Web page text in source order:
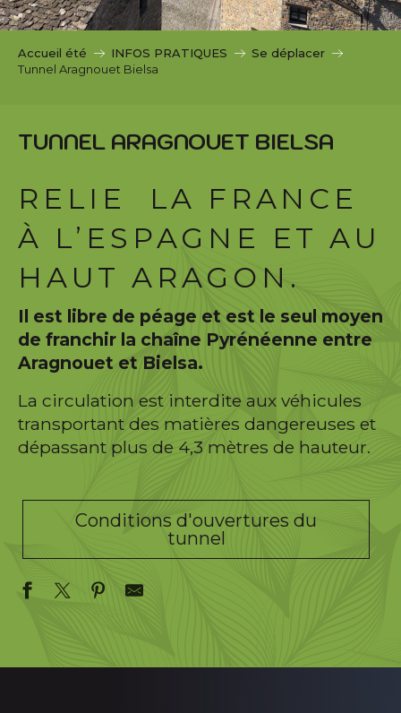
i
a
Accueil été INFOS PRATIQUES
Se déplacer
Tunnel Aragnouet Bielsa
TUNNEL ARAGNOUET BIELSA
RELIE LA FRANCE
À L’ESPAGNE ET AU
HAUT ARAGON.
Il est libre de péage et est le seul moyen
de franchir la chaîne Pyrénéenne entre
Aragnouet et Bielsa.
La circulation est interdite aux véhicules
transportant des matières dangereuses et
dépassant plus de 4,3 mètres de hauteur.
Conditions d'ouvertures du
tunnel